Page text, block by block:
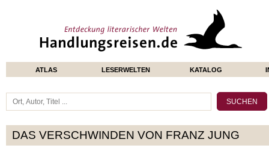
ATLAS LESERWELTEN KATALOG
DAS VERSCHWINDEN VON FRANZ JUNG